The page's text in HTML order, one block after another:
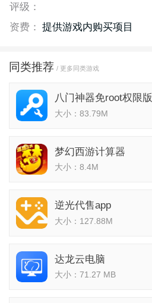
评级：
资费： 提供游戏内购买项目
同类推荐 / 更多同类游戏
八门神器免root权限版
大小：83.79M
梦幻西游计算器
大小：8.4M
逆光代售app
大小：127.88M
达龙云电脑
大小：71.27 MB